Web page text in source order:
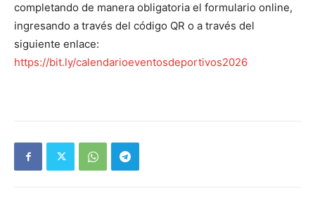
completando de manera obligatoria el formulario online,
ingresando a través del código QR o a través del
siguiente enlace:
https://bit.ly/calendarioeventosdeportivos2026